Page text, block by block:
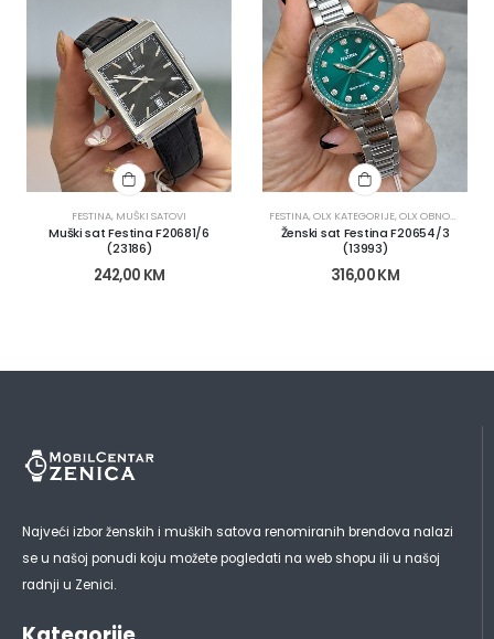
FESTINA, MUŠKI SATOVI
Muški sat Festina F20681/6
(23186)
242,00 KM
FESTINA,OLX KATEGORIJE,OLX OBNOVA
Ženski sat Festina F20654/3
(13993)
316,00KM
Najveći izbor ženskih i muških satova renomiranih brendova nalazi
se u našoj ponudi koju možete pogledati na web shopu ili u našoj
radnji u Zenici.